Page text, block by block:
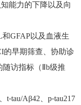
能力的下降以及向
和GFAP以及血液生
的早期筛查、协助诊
访指标（Ⅱb级推
t⁃tau/Aβ42、p⁃tau217